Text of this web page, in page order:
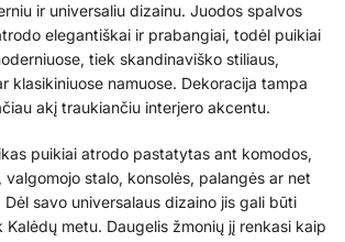
ir universaliu dizainu. Juodos spalvos
elegantiškai ir prabangiai, todėl puikiai
tiek skandinaviško stiliaus,
klasikiniuose namuose. Dekoracija tampa
akį traukiančiu interjero akcentu.
puikiai atrodo pastatytas ant komodos,
valgomojo stalo, konsolės, palangės ar net
savo universalaus dizaino jis gali būti
Kalėdų metu. Daugelis žmonių jį renkasi kaip